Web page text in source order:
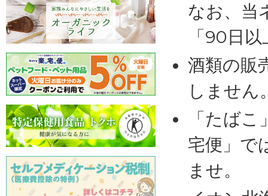
なお、当
「90日
酒類の販
しません
「たば
宅便」で
ませ。